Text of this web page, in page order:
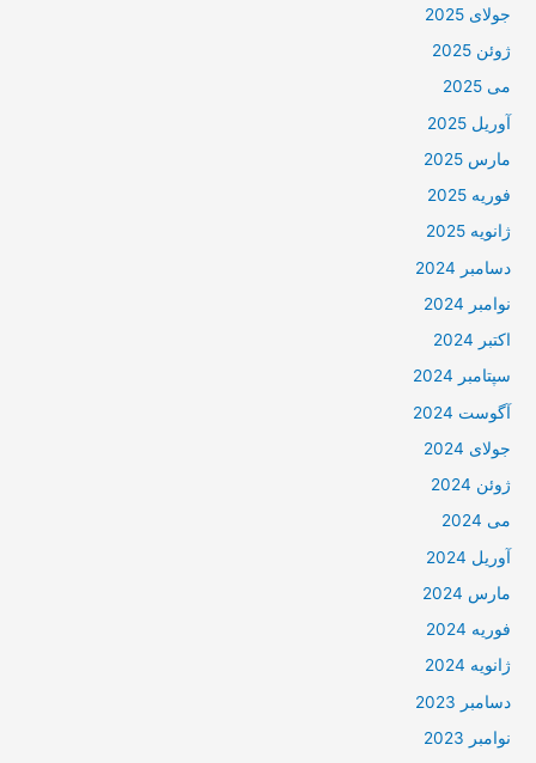
جولای 2025
ژوئن 2025
می 2025
آوریل 2025
مارس 2025
فوریه 2025
ژانویه 2025
دسامبر 2024
نوامبر 2024
اکتبر 2024
سپتامبر 2024
آگوست 2024
جولای 2024
ژوئن 2024
می 2024
آوریل 2024
مارس 2024
فوریه 2024
ژانویه 2024
دسامبر 2023
نوامبر 2023